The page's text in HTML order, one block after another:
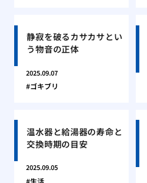
静寂を破るカサカサとい
う物音の正体
2025.09.07
ゴキブリ
温水器と給湯器の寿命と
交換時期の目安
2025.09.05
生活